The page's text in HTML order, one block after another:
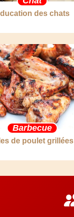
des chats
Barbecue
de poulet grillées